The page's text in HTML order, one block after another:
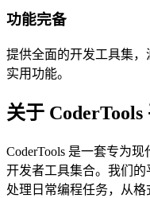
功能完备
提供全面的开发工具集
实用功能。
关于 CoderTools
CoderTools 是一套专为
开发者工具集合。我们
处理日常编程任务，从格